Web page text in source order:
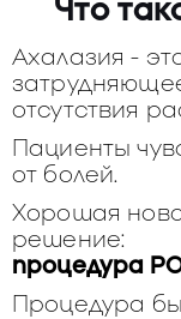
Что
Ахалазия -
отсутствия
Пациенты
от болей.
Хорошая
решение:
процедура
Процедура